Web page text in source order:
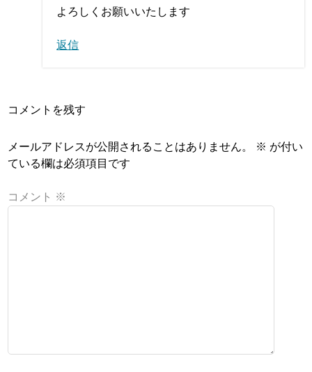
よろしくお願いいたします
返信
コメントを残す
メールアドレスが公開されることはありません。 ※ が付い
ている欄は必須項目です
コメント ※